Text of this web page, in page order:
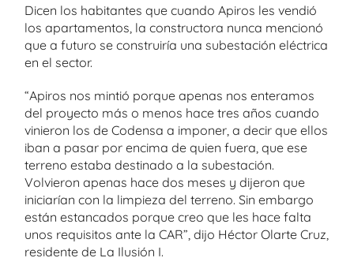
Dicen los habitantes que cuando Apiros les vendió
los apartamentos, la constructora nunca mencionó
que a futuro se construiría una subestación eléctrica
en el sector.
“Apiros nos mintió porque apenas nos enteramos
del proyecto más o menos hace tres años cuando
vinieron los de Codensa a imponer, a decir que ellos
iban a pasar por encima de quien fuera, que ese
terreno estaba destinado a la subestación.
Volvieron apenas hace dos meses y dijeron que
iniciarían con la limpieza del terreno. Sin embargo
están estancados porque creo que les hace falta
unos requisitos ante la CAR”, dijo Héctor Olarte Cruz,
residente de La Ilusión I.